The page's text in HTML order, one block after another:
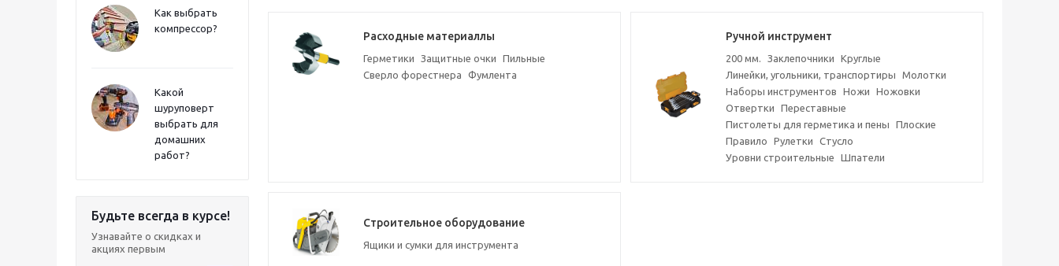
Как выбрать
компрессор?
Какой
шуруповерт
выбрать для
домашних
работ?
Будьте всегда в курсе!
Узнавайте о скидках и
акциях первым
Расходные материаллы
Герметики Защитные очки
Пильные
Сверло форестнера
Фумлента
Ручной инструмент
200 мм. Заклепочники
Круглые
Линейки, угольники, транспортиры
Молотки
Наборы инструментов
Ножи
Ножовки
Отвертки
Переставные
Пистолеты для герметика и пены
Плоские
Правило
Рулетки
Стусло
Уровни строительные
Шпатели
Строительное оборудование
Ящики и сумки для инструмента